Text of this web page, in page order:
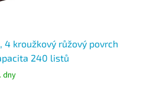
4 kroužkový růžový povrch
240 listů
dny